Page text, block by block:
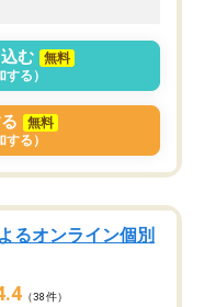
む
無料
する）
無料
する）
るオンライン個別
（38件）